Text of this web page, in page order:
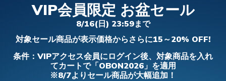
スケッチャーズ スリップインズ：アーチ
フィット ディーライツ 330 - モダン レト
メンズ
¥ 19,690
スケッチャーズ スリ
スケッチャーズ スリップインズ：コンツ
アーフォーム - コージーフィット
からの値引き
¥ 8,690から¥ 5,900
スケッチャーズ スリ
¥ 6,490
VIP会員限定 お盆セール
8/16(日) 23:59まで
対象セール商品が表示価格からさらに15～20% OFF!
条件：VIPアクセス会員にログイン後、対象商品を入れ
てカートで「OBON2026」を適用
※8/7よりセール商品が大幅追加！